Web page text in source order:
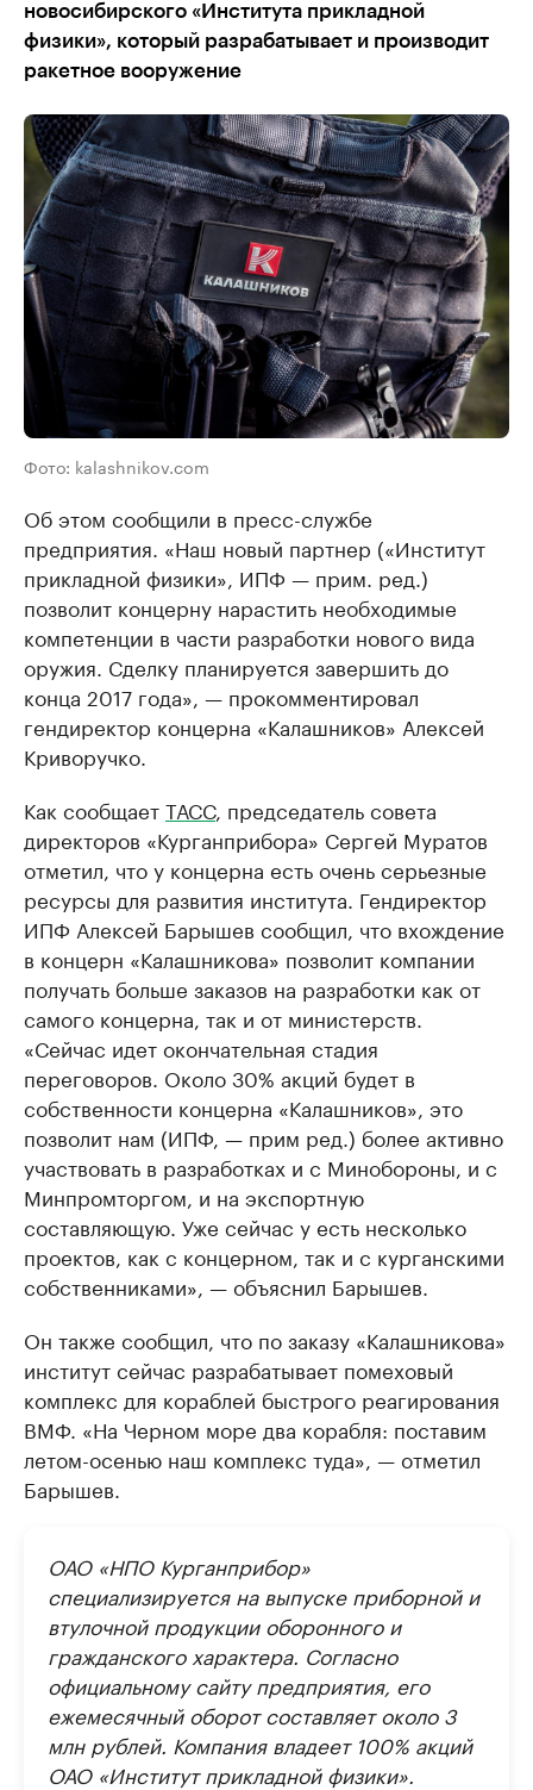
новосибирского «Института прикладной
физики», который разрабатывает и производит
ракетное вооружение
Фото: kalashnikov.com
Об этом сообщили в пресс-службе
предприятия. «Наш новый партнер («Институт
прикладной физики», ИПФ — прим. ред.​)
позволит концерну нарастить необходимые
компетенции в части разработки нового вида
оружия. Сделку планируется завершить до
конца 2017 года», — прокомментировал
гендиректор концерна «Калашников» Алексей
Криворучко.
Как сообщаетТАСС, председатель совета
директоров «Курганприбора» Сергей Муратов
отметил, что у концерна есть очень серьезные
ресурсы для развития института. ​Гендиректор
ИПФ Алексей Барышев сообщил, что вхождение
в концерн «Калашникова» позволит компании
получать больше заказов на разработки как от
самого концерна, так и от министерств.
«Сейчас идет окончательная стадия
переговоров. Около 3​0% акций будет в
собственности концерна «Калашников», это
позволит нам (ИПФ, — прим ред.) более активно
участвовать в разработках и с Минобороны, и с
Минпромторгом, и на экспортную
составляющую. Уже сейчас у есть несколько
проектов, как с концерном, так и с курганскими
собственниками», — объяснил Барышев.
Он также сообщил, что по заказу «Калашникова»
институт сейчас разрабатывает помеховый
комплекс для кораблей быстрого реагирования
ВМФ. «На Черном море два корабля: поставим
летом-осенью наш комплекс туда», — отметил
Барышев.
ОАО «НПО Курганприбор»
специализируется на выпуске приборной и
втулочной продукции оборонного и
гражданского характера. Согласно
официальному сайту предприятия, его
ежемесячный оборот составляет около 3
млн рублей. Компания владеет 100% акций
ОАО «Институт прикладной физики».